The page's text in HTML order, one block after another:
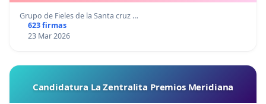
Grupo de Fieles de la Santa cruz …
623 firmas
23 Mar 2026
Candidatura La Zentralita Premios Meridiana